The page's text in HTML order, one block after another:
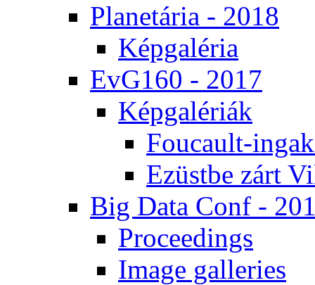
Pla­ne­tá­ria - 2018
Kép­ga­lé­ria
EvG160 - 2017
Kép­ga­lé­ri­ák
Fo­u­ca­ult-
Ezüst­be zárt
Big Da­ta Conf -
Pro­ce­e­dings
Image gal­le­ri­es